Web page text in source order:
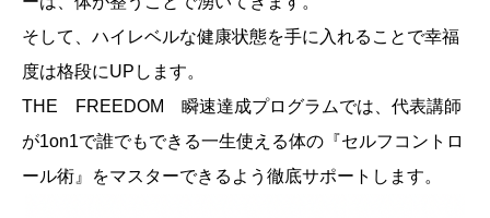
そして、ハイレベルな健康状態を手に入れることで幸福
度は格段にUPします。
THE FREEDOM 瞬速達成プログラムでは、代表講師
が1on1で誰でもできる一生使える体の『セルフコントロ
ール術』をマスターできるよう徹底サポートします。